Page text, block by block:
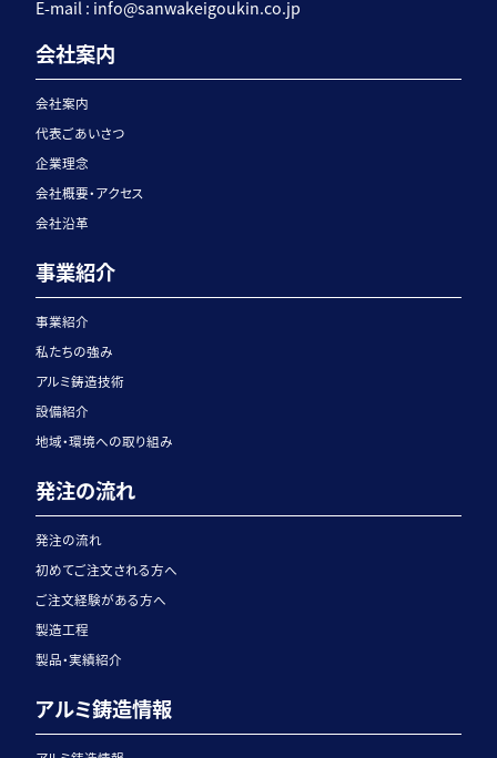
E-mail : info@sanwakeigoukin.co.jp
会社案内
会社案内
代表ごあいさつ
企業理念
会社概要・アクセス
会社沿革
事業紹介
事業紹介
私たちの強み
アルミ鋳造技術
設備紹介
地域・環境への取り組み
発注の流れ
発注の流れ
初めてご注文される方へ
ご注文経験がある方へ
製造工程
製品・実績紹介
アルミ鋳造情報